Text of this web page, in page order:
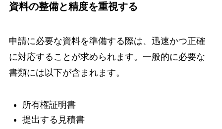
資料の整備と精度を重視する
申請に必要な資料を準備する際は、迅速かつ正確
に対応することが求められます。一般的に必要な
書類には以下が含まれます。
所有権証明書
提出する見積書